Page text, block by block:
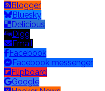
Blogger
Bluesky
Delicious
Digg
Email
Facebook
Facebook messenger
Flipboard
Google